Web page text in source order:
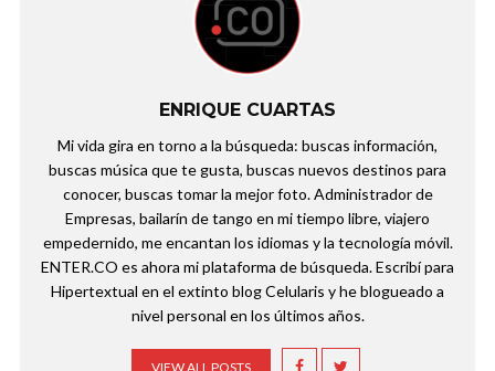
ENRIQUE CUARTAS
Mi vida gira en torno a la búsqueda: buscas información,
buscas música que te gusta, buscas nuevos destinos para
conocer, buscas tomar la mejor foto. Administrador de
Empresas, bailarín de tango en mi tiempo libre, viajero
empedernido, me encantan los idiomas y la tecnología móvil.
ENTER.CO es ahora mi plataforma de búsqueda. Escribí para
Hipertextual en el extinto blog Celularis y he blogueado a
nivel personal en los últimos años.
VIEW ALL POSTS